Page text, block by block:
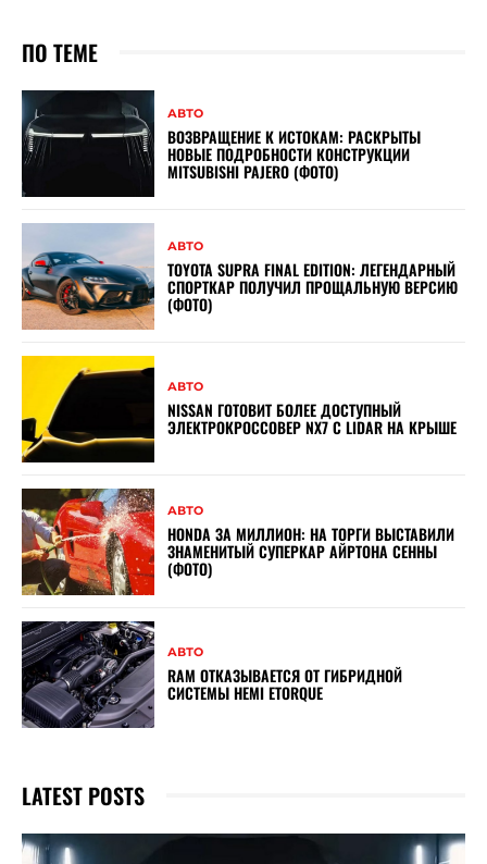
ПО ТЕМЕ
АВТО
ВОЗВРАЩЕНИЕ К ИСТОКАМ: РАСКРЫТЫ
НОВЫЕ ПОДРОБНОСТИ КОНСТРУКЦИИ
MITSUBISHI PAJERO (ФОТО)
АВТО
TOYOTA SUPRA FINAL EDITION: ЛЕГЕНДАРНЫЙ
СПОРТКАР ПОЛУЧИЛ ПРОЩАЛЬНУЮ ВЕРСИЮ
(ФОТО)
АВТО
NISSAN ГОТОВИТ БОЛЕЕ ДОСТУПНЫЙ
ЭЛЕКТРОКРОССОВЕР NX7 С LIDAR НА КРЫШЕ
АВТО
HONDA ЗА МИЛЛИОН: НА ТОРГИ ВЫСТАВИЛИ
ЗНАМЕНИТЫЙ СУПЕРКАР АЙРТОНА СЕННЫ
(ФОТО)
АВТО
RAM ОТКАЗЫВАЕТСЯ ОТ ГИБРИДНОЙ
СИСТЕМЫ HEMI ETORQUE
LATEST POSTS